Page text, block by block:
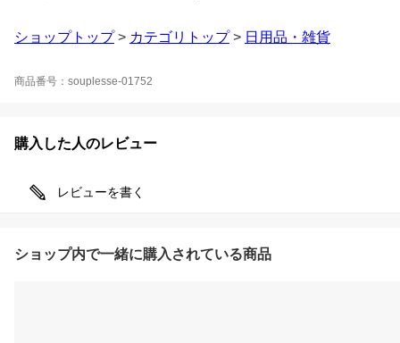
ショップトップ> カテゴリトップ> 日用品・雑貨
商品番号：souplesse-01752
購入した人のレビュー
レビューを書く
ショップ内で一緒に購入されている商品